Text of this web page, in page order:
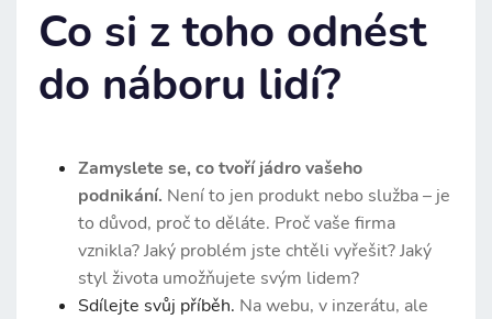
Co si z toho odnést
do náboru lidí?
Zamyslete se, co tvoří jádro vašeho
podnikání. Není to jen produkt nebo služba – je
to důvod, proč to děláte. Proč vaše firma
vznikla? Jaký problém jste chtěli vyřešit? Jaký
styl života umožňujete svým lidem?
Sdílejte svůj příběh. Na webu, v inzerátu, ale